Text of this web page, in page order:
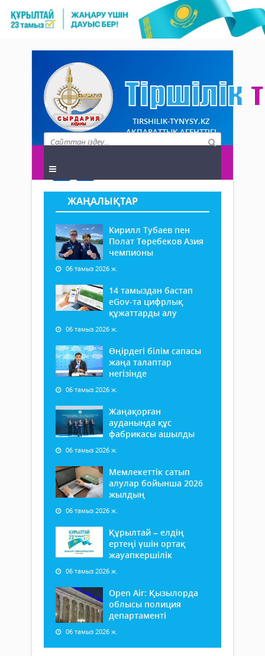
TIRSHILIK-TYNYSY.KZ
АҚПАРАТТЫҚ АГЕНТТІГІ
ЖАҢАЛЫҚТАР
Кирилл Тубаев пен
Полат Төребеков Азия
чемпионы
06 тамыз 2026 ж.
14 тамыздан бастап
еGov-та цифрлық
құжаттарды алу
06 тамыз 2026 ж.
Өңірдегі білім сапасы
жаңа талаптар
негізінде
06 тамыз 2026 ж.
Жаңақорған
ауданында құс
фабрикасы ашылды
06 тамыз 2026 ж.
Мемлекеттік сатып
алулар бойынша 2026
жылдың
06 тамыз 2026 ж.
Құрылтай – елдің
ертеңі үшін ортақ
жауапкершілік
06 тамыз 2026 ж.
Open Air: Қызылорда
облысы полиция
департаменті
06 тамыз 2026 ж.